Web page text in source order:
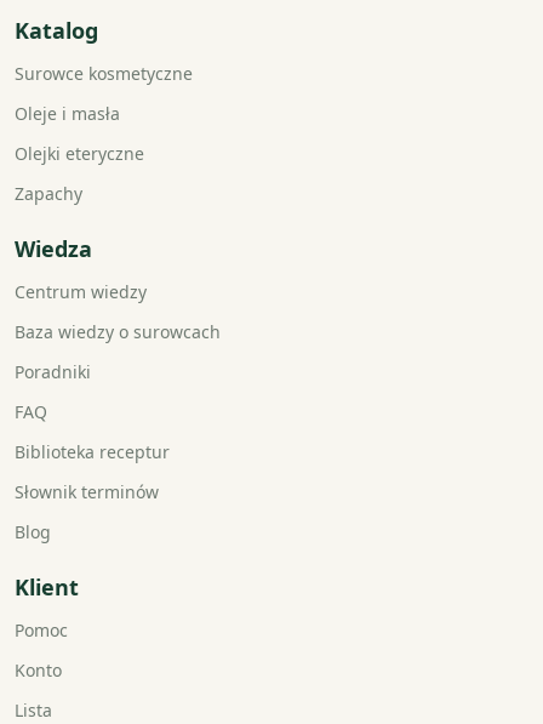
Katalog
Surowce kosmetyczne
Oleje i masła
Olejki eteryczne
Zapachy
Wiedza
Centrum wiedzy
Baza wiedzy o surowcach
Poradniki
FAQ
Biblioteka receptur
Słownik terminów
Blog
Klient
Pomoc
Konto
Lista